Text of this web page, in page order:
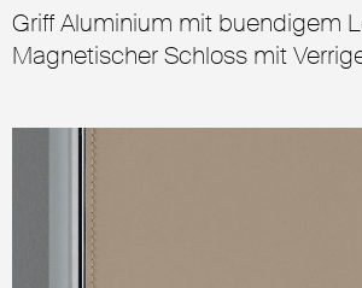
Griff Aluminium mit buendigem
Magnetischer Schloss mit